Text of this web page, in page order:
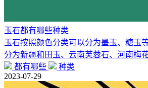
玉石都有哪些种类
玉石按照颜色分类可以分为墨玉、糖玉
分为新疆和田玉、云南芙蓉石、河南梅
都有哪些
种类
2023-07-29